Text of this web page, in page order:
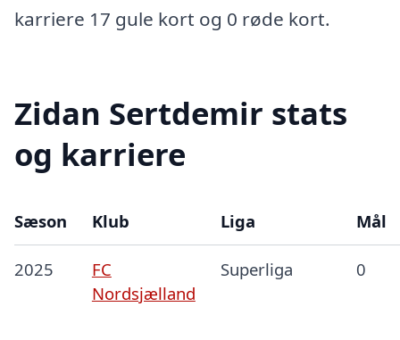
karriere 17 gule kort og 0 røde kort.
Zidan Sertdemir stats
og karriere
Sæson Klub Liga Mål
2025
FC
Nordsjælland
Superliga 0